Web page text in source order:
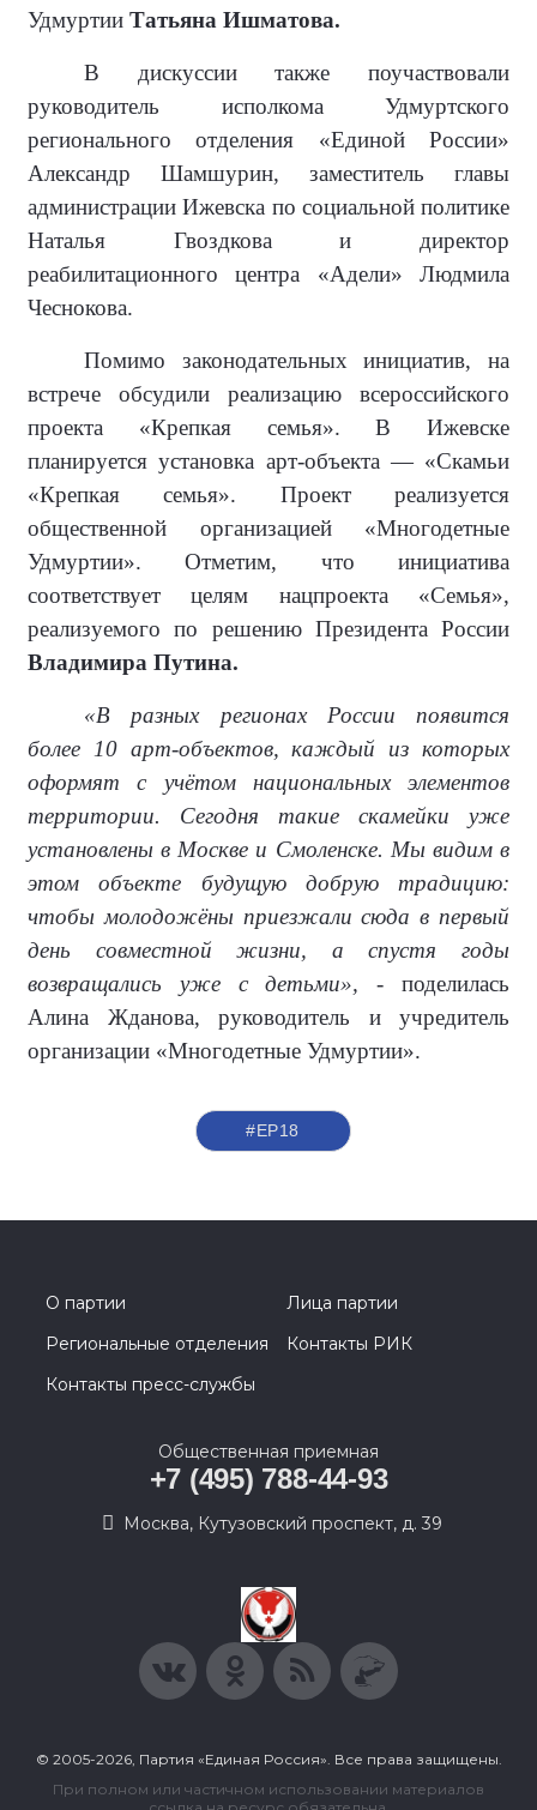
Удмуртии Татьяна Ишматова.
В дискуссии также поучаствовали
руководитель исполкома Удмуртского
регионального отделения «Единой России»
Александр Шамшурин, заместитель главы
администрации Ижевска по социальной политике
Наталья Гвоздкова и директор
реабилитационного центра «Адели» Людмила
Чеснокова.
Помимо законодательных инициатив, на
встрече обсудили реализацию всероссийского
проекта «Крепкая семья». В Ижевске
планируется установка арт-объекта — «Скамьи
«Крепкая семья». Проект реализуется
общественной организацией «Многодетные
Удмуртии». Отметим, что инициатива
соответствует целям нацпроекта «Семья»,
реализуемого по решению Президента России
Владимира Путина.
«В разных регионах России появится
более 10 арт-объектов, каждый из которых
оформят с учётом национальных элементов
территории. Сегодня такие скамейки уже
установлены в Москве и Смоленске. Мы видим в
этом объекте будущую добрую традицию:
чтобы молодожёны приезжали сюда в первый
день совместной жизни, а спустя годы
возвращались уже с детьми», - поделилась
Алина Жданова, руководитель и учредитель
организации «Многодетные Удмуртии».
#ЕР18
О партии
Лица партии
Региональные отделения
Контакты РИК
Контакты пресс-службы
Общественная приемная
+7 (495) 788-44-93
Москва, Кутузовский проспект, д. 39
© 2005-2026, Партия «Единая Россия». Все права защищены.
При полном или частичном использовании материалов